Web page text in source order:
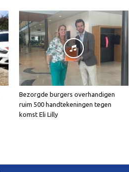
Bezorgde burgers overhandigen
ruim 500 handtekeningen tegen
komst Eli Lilly